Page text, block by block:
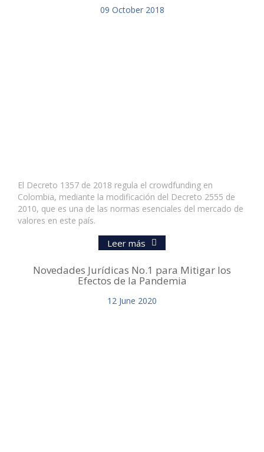
09 October 2018
El Decreto 1357 de 2018 regula el crowdfunding en
Colombia, mediante la modificación del Decreto 2555 de
2010, que es una de las normas esenciales del mercado de
valores en este país.
Leer más
Novedades Jurídicas No.1 para Mitigar los
Efectos de la Pandemia
12 June 2020